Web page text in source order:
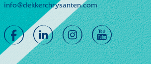
info@dekkerchrysanten.com